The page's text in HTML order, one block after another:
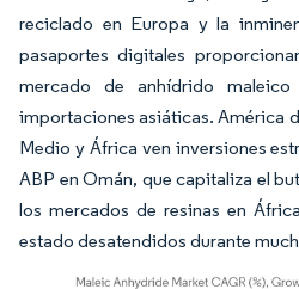
reciclado en Europa y la
pasaportes digitales
mercado de anhídrido
importaciones asiáticas. América
Medio y África ven inversiones
ABP en Omán, que capitaliza el
los mercados de resinas en
estado desatendidos durante